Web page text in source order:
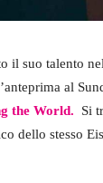
il suo talento
al
the World.
Si
dello stesso